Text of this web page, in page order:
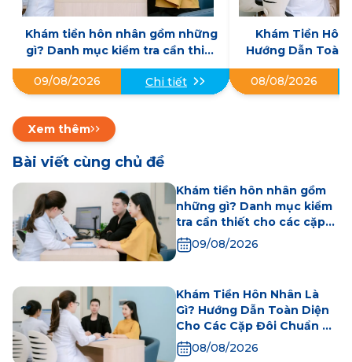
Khám tiền hôn nhân gồm những
gì? Danh mục kiểm tra cần thiết
cho các cặp đôi trước khi kết
09/08/2026 Chi tiết
Khám Tiền Hôn
Hướng Dẫn Toàn
Cặp Đôi
08/08/2026
Xem thêm
Bài viết cùng chủ đề
Khám tiền hôn nhân gồm
những gì? Danh mục kiểm
tra cần thiết cho các cặp
đôi trước khi kết hôn
09/08/2026
Khám Tiền Hôn Nhân Là
Gì? Hướng Dẫn Toàn Diện
Cho Các Cặp Đôi Chuẩn Bị
Kết Hôn
08/08/2026